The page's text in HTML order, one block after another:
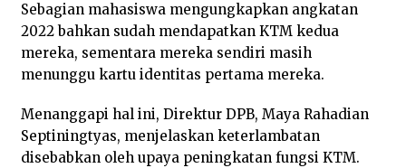
Sebagian mahasiswa mengungkapkan angkatan
2022 bahkan sudah mendapatkan KTM kedua
mereka, sementara mereka sendiri masih
menunggu kartu identitas pertama mereka.
Menanggapi hal ini, Direktur DPB, Maya Rahadian
Septiningtyas, menjelaskan keterlambatan
disebabkan oleh upaya peningkatan fungsi KTM.